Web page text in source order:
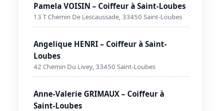
Pamela VOISIN – Coiffeur à Saint-Loubes
13 T Chemin De Lescaussade, 33450 Saint-Loubes
Angelique HENRI – Coiffeur à Saint-
Loubes
42 Chemin Du Livey, 33450 Saint-Loubes
Anne-Valerie GRIMAUX – Coiffeur à
Saint-Loubes